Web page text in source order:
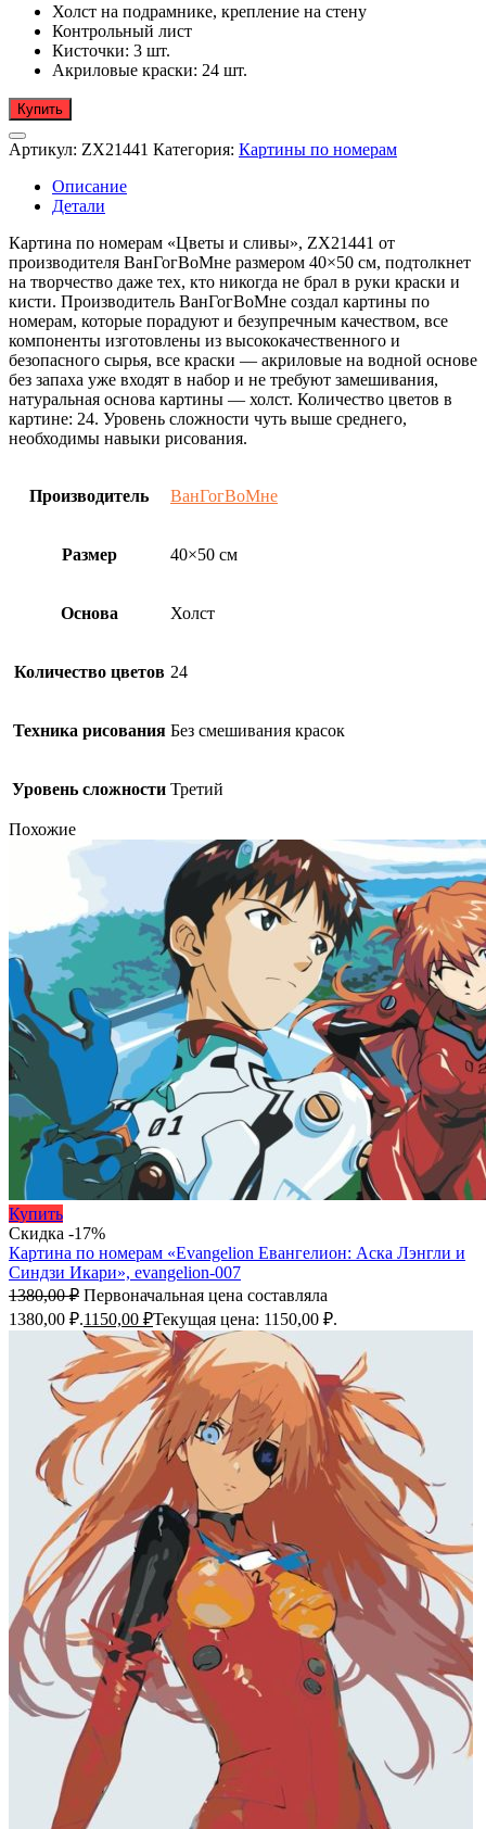
Холст на подрамнике, крепление на стену
Контрольный лист
Кисточки: 3 шт.
Акриловые краски: 24 шт.
Купить
Артикул: ZX21441 Категория: Картины по номерам
Описание
Детали
Картина по номерам «Цветы и сливы», ZX21441 от
производителя ВанГогВоМне размером 40×50 см, подтолкнет
на творчество даже тех, кто никогда не брал в руки краски и
кисти. Производитель ВанГогВоМне создал картины по
номерам, которые порадуют и безупречным качеством, все
компоненты изготовлены из высококачественного и
безопасного сырья, все краски — акриловые на водной основе
без запаха уже входят в набор и не требуют замешивания,
натуральная основа картины — холст. Количество цветов в
картине: 24. Уровень сложности чуть выше среднего,
необходимы навыки рисования.
Производитель ВанГогВоМне
Размер 40×50 см
Основа Холст
Количество цветов 24
Техника рисования Без смешивания красок
Уровень сложности Третий
Похожие
Купить
Скидка -17%
Картина по номерам «Evangelion Евангелион: Аска Лэнгли и
Синдзи Икари», evangelion-007
1380,00₽ Первоначальная цена составляла
1380,00 ₽.1150,00 ₽Текущая цена: 1150,00 ₽.